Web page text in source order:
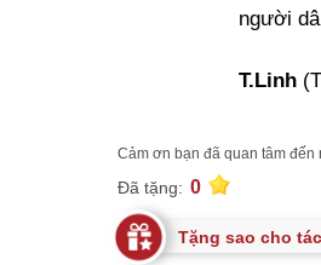
người
T.Linh
Cảm ơn bạn đã quan tâm
Đã tặng: 0
Tặng sao cho